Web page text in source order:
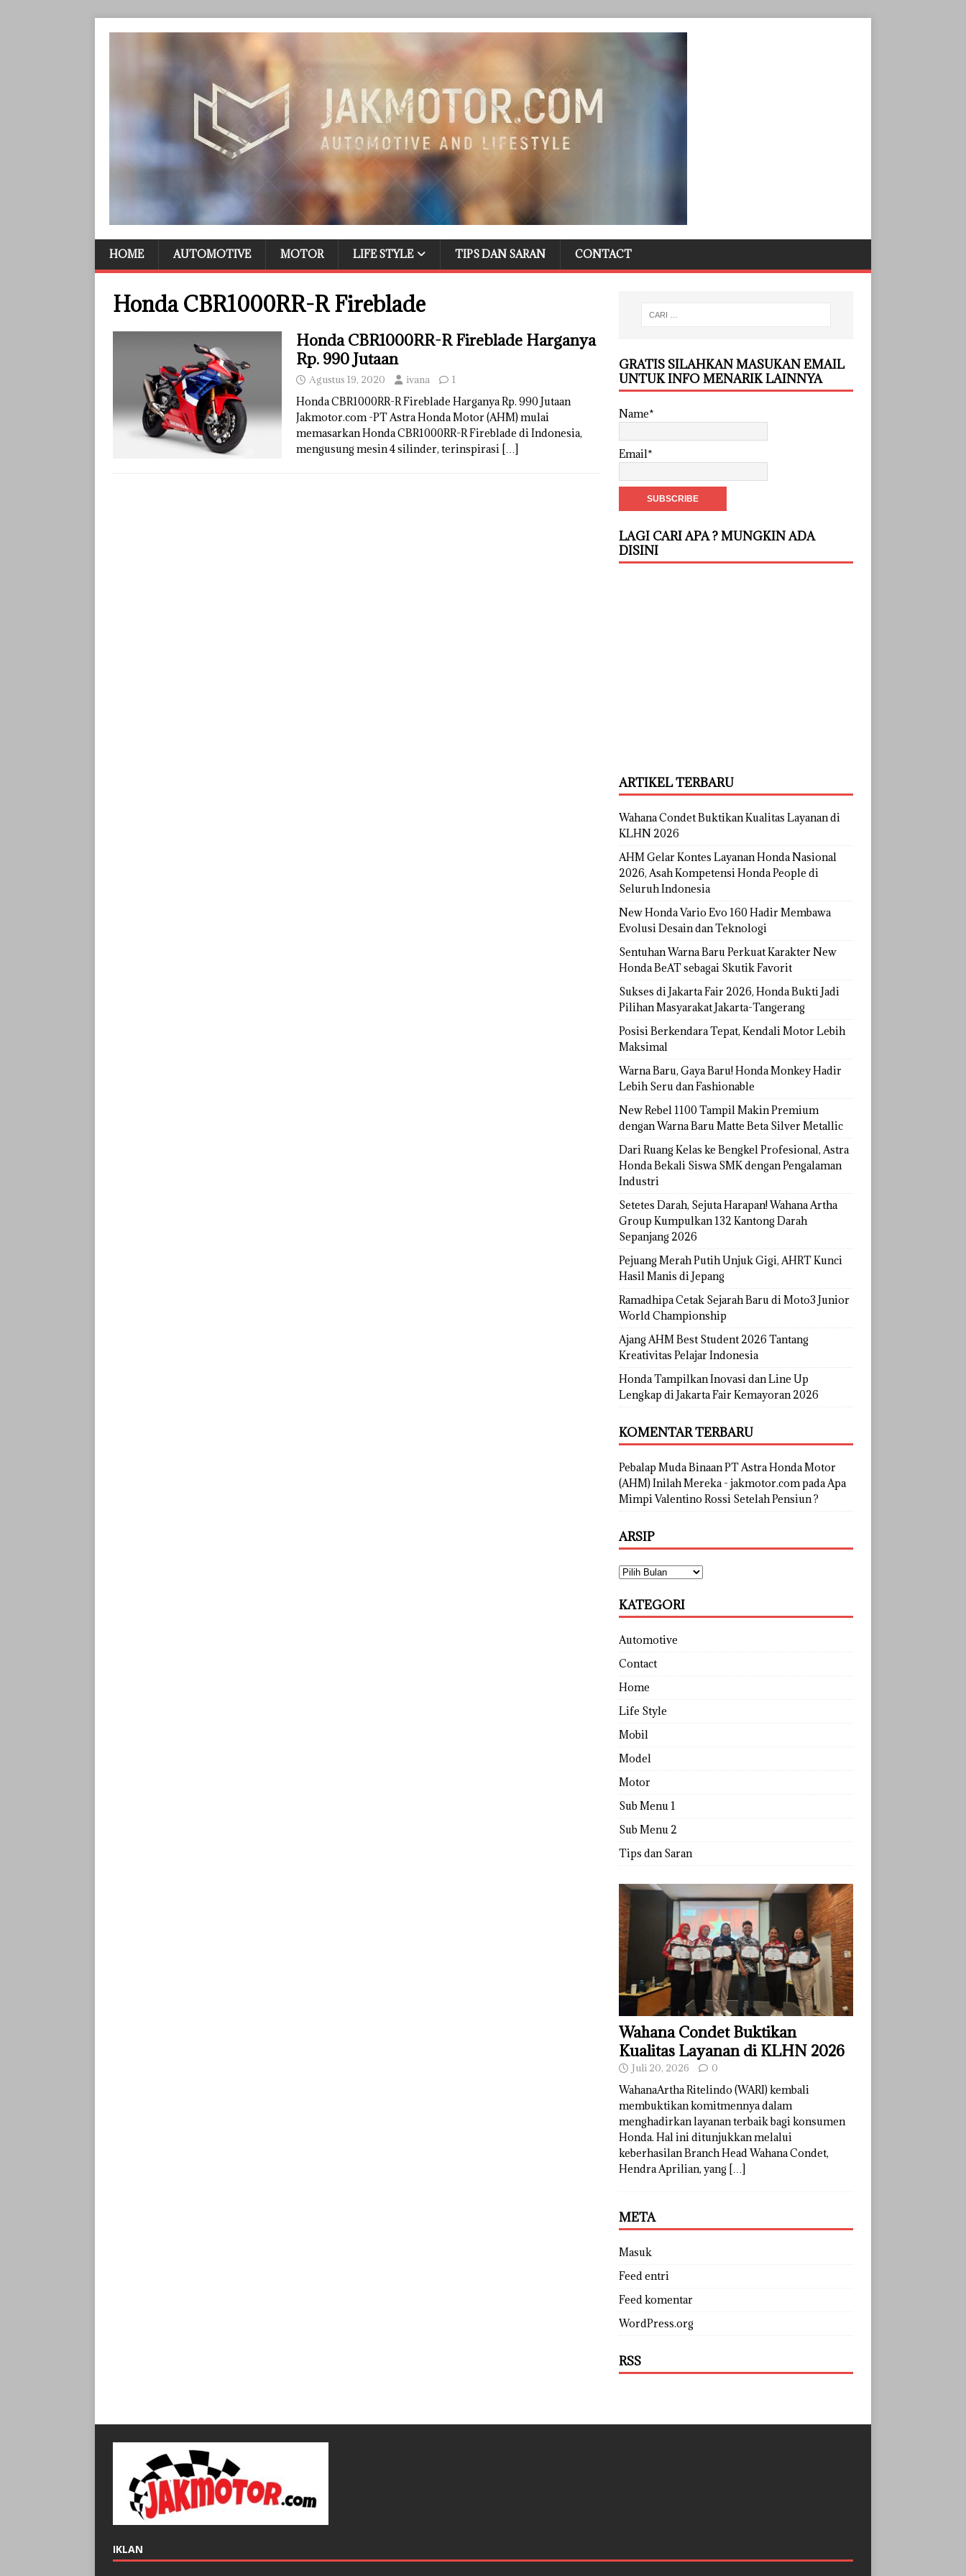
HOME AUTOMOTIVE MOTOR LIFE STYLE TIPS DAN SARAN CONTACT
Honda CBR1000RR-R Fireblade
Honda CBR1000RR-R Fireblade Harganya
Rp. 990 Jutaan
Agustus 19, 2020 ivana 1
Honda CBR1000RR-R Fireblade Harganya Rp. 990 Jutaan
Jakmotor.com -PT Astra Honda Motor (AHM) mulai
memasarkan Honda CBR1000RR-R Fireblade di Indonesia,
mengusung mesin 4 silinder, terinspirasi […]
GRATIS SILAHKAN MASUKAN EMAIL
UNTUK INFO MENARIK LAINNYA
Name*
Email*
LAGI CARI APA ? MUNGKIN ADA
DISINI
ARTIKEL TERBARU
Wahana Condet Buktikan Kualitas Layanan di
KLHN 2026
AHM Gelar Kontes Layanan Honda Nasional
2026, Asah Kompetensi Honda People di
Seluruh Indonesia
New Honda Vario Evo 160 Hadir Membawa
Evolusi Desain dan Teknologi
Sentuhan Warna Baru Perkuat Karakter New
Honda BeAT sebagai Skutik Favorit
Sukses di Jakarta Fair 2026, Honda Bukti Jadi
Pilihan Masyarakat Jakarta-Tangerang
Posisi Berkendara Tepat, Kendali Motor Lebih
Maksimal
Warna Baru, Gaya Baru! Honda Monkey Hadir
Lebih Seru dan Fashionable
New Rebel 1100 Tampil Makin Premium
dengan Warna Baru Matte Beta Silver Metallic
Dari Ruang Kelas ke Bengkel Profesional, Astra
Honda Bekali Siswa SMK dengan Pengalaman
Industri
Setetes Darah, Sejuta Harapan! Wahana Artha
Group Kumpulkan 132 Kantong Darah
Sepanjang 2026
Pejuang Merah Putih Unjuk Gigi, AHRT Kunci
Hasil Manis di Jepang
Ramadhipa Cetak Sejarah Baru di Moto3 Junior
World Championship
Ajang AHM Best Student 2026 Tantang
Kreativitas Pelajar Indonesia
Honda Tampilkan Inovasi dan Line Up
Lengkap di Jakarta Fair Kemayoran 2026
KOMENTAR TERBARU
Pebalap Muda Binaan PT Astra Honda Motor
(AHM) Inilah Mereka - jakmotor.compadaApa
Mimpi Valentino Rossi Setelah Pensiun ?
ARSIP
KATEGORI
Automotive
Contact
Home
Life Style
Mobil
Model
Motor
Sub Menu 1
Sub Menu 2
Tips dan Saran
Wahana Condet Buktikan
Kualitas Layanan di KLHN 2026
Juli 20, 2026 0
WahanaArtha Ritelindo (WARI) kembali
membuktikan komitmennya dalam
menghadirkan layanan terbaik bagi konsumen
Honda. Hal ini ditunjukkan melalui
keberhasilan Branch Head Wahana Condet,
Hendra Aprilian, yang […]
META
Masuk
Feed entri
Feed komentar
WordPress.org
RSS
IKLAN